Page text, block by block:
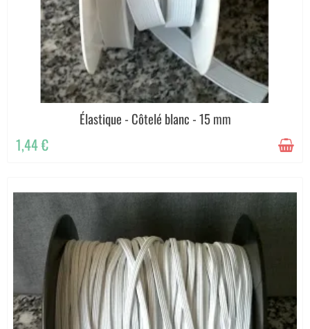
Élastique - Côtelé blanc - 15 mm
1,44 €